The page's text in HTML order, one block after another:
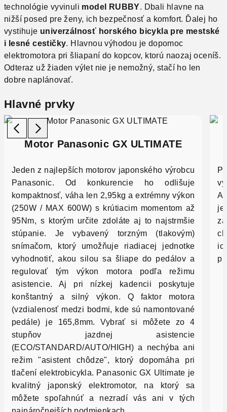
technológie vyvinuli model RUBBY. Dbali hlavne na
nižší posed pre ženy, ich bezpečnosť a komfort. Ďalej ho
vystihuje univerzálnosť horského bicykla pre mestské
i lesné cestičky. Hlavnou výhodou je dopomoc
elektromotora pri šliapaní do kopcov, ktorú naozaj oceníš.
Odteraz už žiaden výlet nie je nemožný, stačí ho len
dobre naplánovať.
Hlavné prvky
Motor Panasonic GX ULTIMATE
Jeden z najlepších motorov japonského výrobcu
Panasonic. Od konkurencie ho odlišuje
kompaktnosť, váha len 2,95kg a extrémny výkon
(250W / MAX 600W) s krútiacim momentom až
95Nm, s ktorým určite zdoláte aj to najstrmšie
stúpanie. Je vybavený torzným (tlakovým)
snímačom, ktorý umožňuje riadiacej jednotke
vyhodnotiť, akou silou sa šliape do pedálov a
regulovať tým výkon motora podľa režimu
asistencie. Aj pri nízkej kadencii poskytuje
konštantný a silný výkon. Q faktor motora
(vzdialenosť medzi bodmi, kde sú namontované
pedále) je 165,8mm. Vybrať si môžete zo 4
stupňov jazdnej asistencie
(ECO/STANDARD/AUTO/HIGH) a nechýba ani
režim "asistent chôdze", ktorý dopomáha pri
tlačení elektrobicykla. Panasonic GX Ultimate je
kvalitný japonský elektromotor, na ktorý sa
môžete spoľahnúť a nezradí vás ani v tých